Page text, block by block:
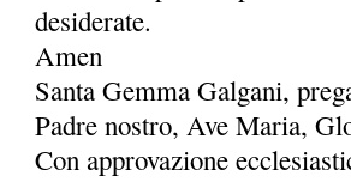
desiderate.
Amen
Santa Gemma Galgani,
Padre nostro, Ave Maria,
Con approvazione